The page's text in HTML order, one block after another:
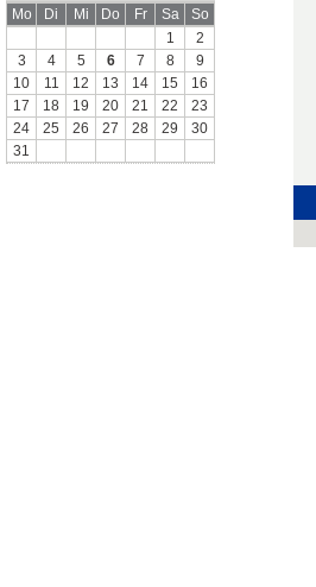
Mo
Di Mi Do Fr Sa
So
1
2
3
4 5 6 7 8
9
10
11 12 13 14 15
16
17
18 19 20 21 22
23
24
25 26 27 28 29
30
31